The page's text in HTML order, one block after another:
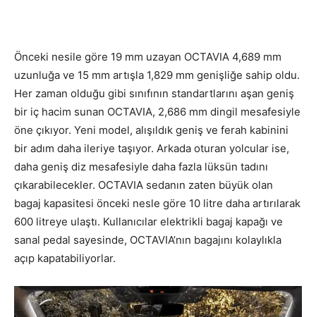
Önceki nesile göre 19 mm uzayan OCTAVIA 4,689 mm
uzunluğa ve 15 mm artışla 1,829 mm genişliğe sahip oldu.
Her zaman olduğu gibi sınıfının standartlarını aşan geniş
bir iç hacim sunan OCTAVIA, 2,686 mm dingil mesafesiyle
öne çıkıyor. Yeni model, alışıldık geniş ve ferah kabinini
bir adım daha ileriye taşıyor. Arkada oturan yolcular ise,
daha geniş diz mesafesiyle daha fazla lüksün tadını
çıkarabilecekler. OCTAVIA sedanın zaten büyük olan
bagaj kapasitesi önceki nesle göre 10 litre daha artırılarak
600 litreye ulaştı. Kullanıcılar elektrikli bagaj kapağı ve
sanal pedal sayesinde, OCTAVIA’nın bagajını kolaylıkla
açıp kapatabiliyorlar.